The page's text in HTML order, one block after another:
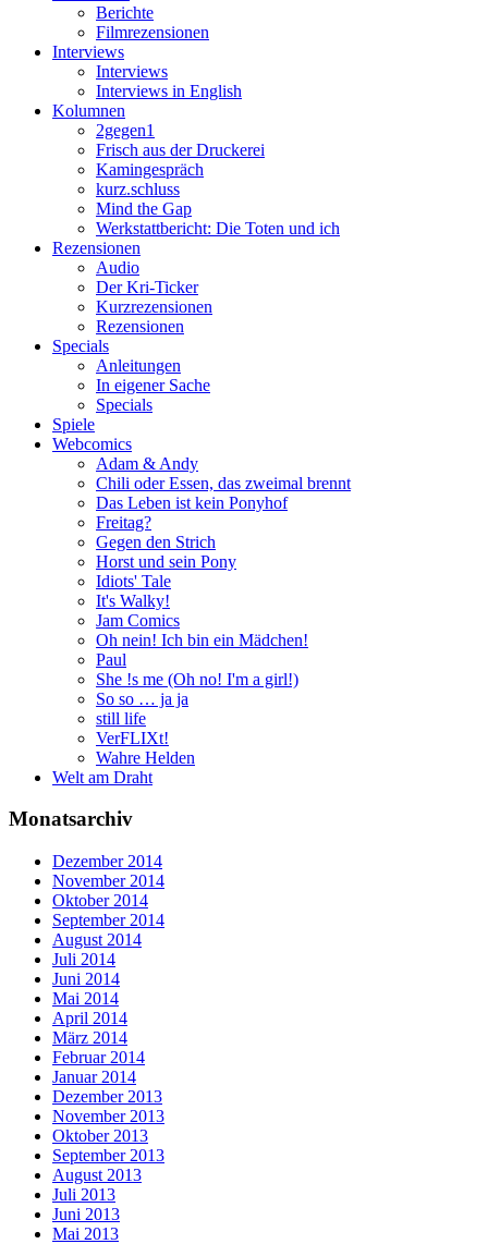
Berichte
Filmrezensionen
Interviews
Interviews
Interviews in English
Kolumnen
2gegen1
Frisch aus der Druckerei
Kamingespräch
kurz.schluss
Mind the Gap
Werkstattbericht: Die Toten und ich
Rezensionen
Audio
Der Kri-Ticker
Kurzrezensionen
Rezensionen
Specials
Anleitungen
In eigener Sache
Specials
Spiele
Webcomics
Adam & Andy
Chili oder Essen, das zweimal brennt
Das Leben ist kein Ponyhof
Freitag?
Gegen den Strich
Horst und sein Pony
Idiots' Tale
It's Walky!
Jam Comics
Oh nein! Ich bin ein Mädchen!
Paul
She !s me (Oh no! I'm a girl!)
So so … ja ja
still life
VerFLIXt!
Wahre Helden
Welt am Draht
Monatsarchiv
Dezember 2014
November 2014
Oktober 2014
September 2014
August 2014
Juli 2014
Juni 2014
Mai 2014
April 2014
März 2014
Februar 2014
Januar 2014
Dezember 2013
November 2013
Oktober 2013
September 2013
August 2013
Juli 2013
Juni 2013
Mai 2013